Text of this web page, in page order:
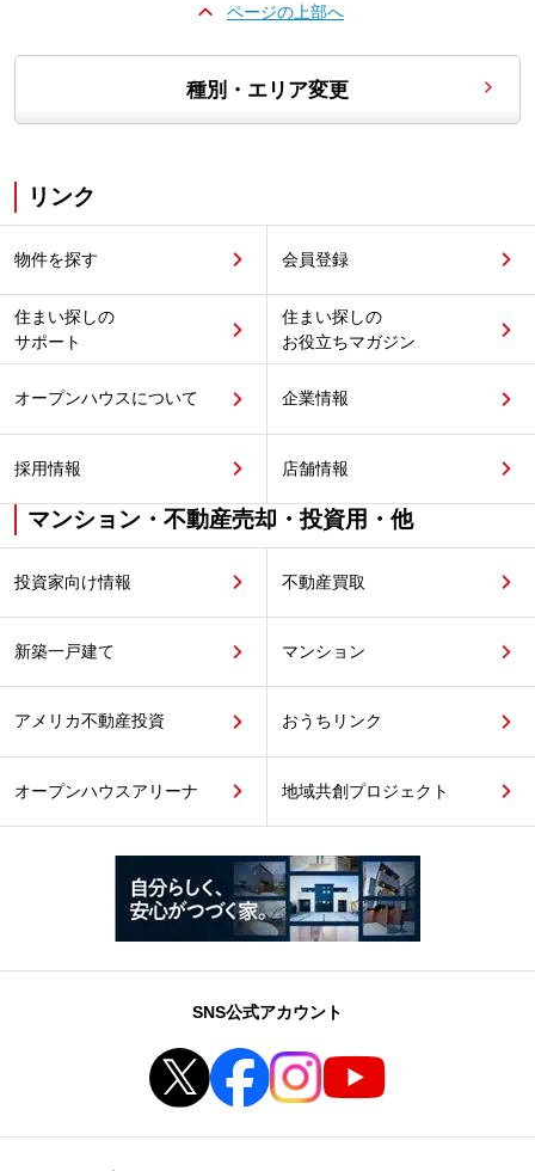
ページの上部へ
種別・エリア変更
リンク
物件を探す 会員登録
住まい探しの
サポート
住まい探しの
お役立ちマガジン
オープンハウスについて 企業情報
採用情報 店舗情報
マンション・不動産売却・投資用・他
投資家向け情報 不動産買取
新築一戸建て マンション
アメリカ不動産投資 おうちリンク
オープンハウスアリーナ 地域共創プロジェクト
SNS公式アカウント